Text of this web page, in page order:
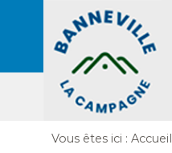
Vous êtes ici : Accueil